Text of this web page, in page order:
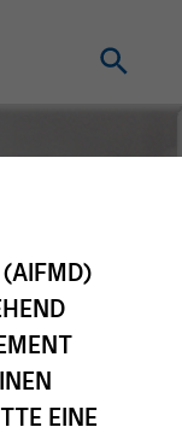
(AIFMD)
EINE